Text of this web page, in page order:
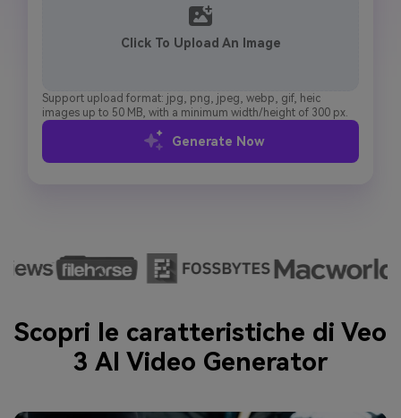
Click To Upload An Image
Support upload format: jpg, png, jpeg, webp, gif, heic
images up to 50 MB, with a minimum width/height of 300 px.
Generate Now
Scopri le caratteristiche di Veo
3 AI Video Generator